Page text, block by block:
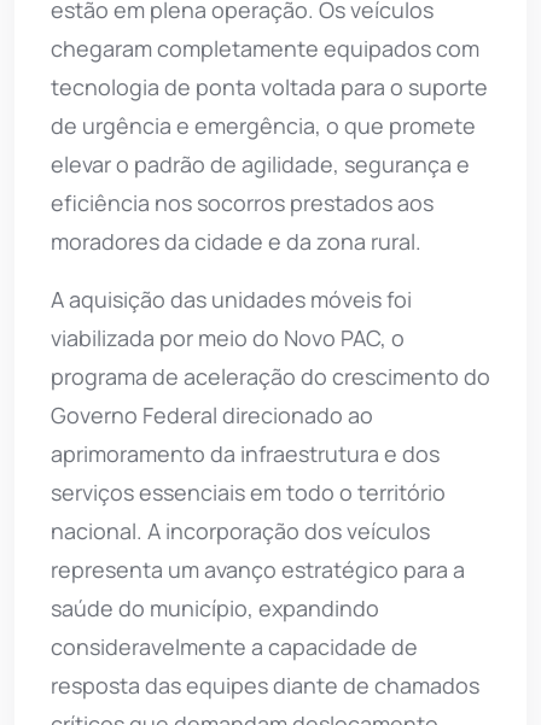
estão em plena operação. Os veículos
chegaram completamente equipados com
tecnologia de ponta voltada para o suporte
de urgência e emergência, o que promete
elevar o padrão de agilidade, segurança e
eficiência nos socorros prestados aos
moradores da cidade e da zona rural.
A aquisição das unidades móveis foi
viabilizada por meio do Novo PAC, o
programa de aceleração do crescimento do
Governo Federal direcionado ao
aprimoramento da infraestrutura e dos
serviços essenciais em todo o território
nacional. A incorporação dos veículos
representa um avanço estratégico para a
saúde do município, expandindo
consideravelmente a capacidade de
resposta das equipes diante de chamados